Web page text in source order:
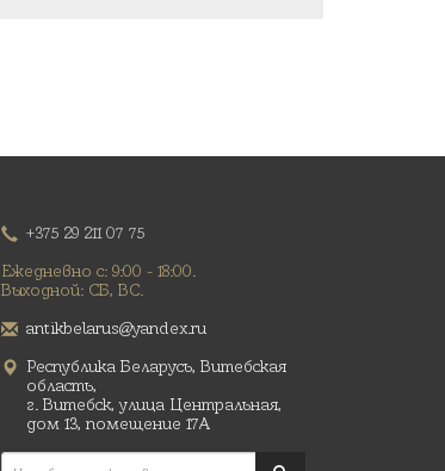
+375 29 211 07 75
Ежедневно с: 9:00 - 18:00.
Выходной: СБ, ВС.
antikbelarus@yandex.ru
Республика Беларусь, Витебская
область,
г. Витебск, улица Центральная,
дом 13, помещение 17А